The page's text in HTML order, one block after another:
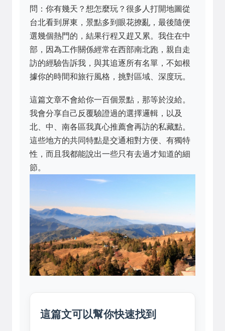
問：你有幾天？想怎麼玩？很多人打開地圖從
台北看到屏東，景點多到眼花撩亂，最後隨便
選幾個熱門的，結果行程又趕又累。我住在中
部，因為工作關係經常在西部南北跑，親自走
訪的經驗告訴我，與其追逐所有名單，不如根
據你的時間和旅行風格，挑對區域、深度玩。
這篇文章不會給你一百個景點，那等於沒給。
我會分享自己反覆驗證過的選擇邏輯，以及
北、中、南各區我真心推薦會再訪的私藏點。
這些地方的共同特點是交通相對方便、有獨特
性，而且我都能說出一些只有去過才知道的細
節。
這篇文可以幫你快速找到